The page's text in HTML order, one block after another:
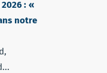
: «
notre